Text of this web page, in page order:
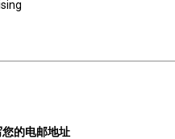
您的电邮地址